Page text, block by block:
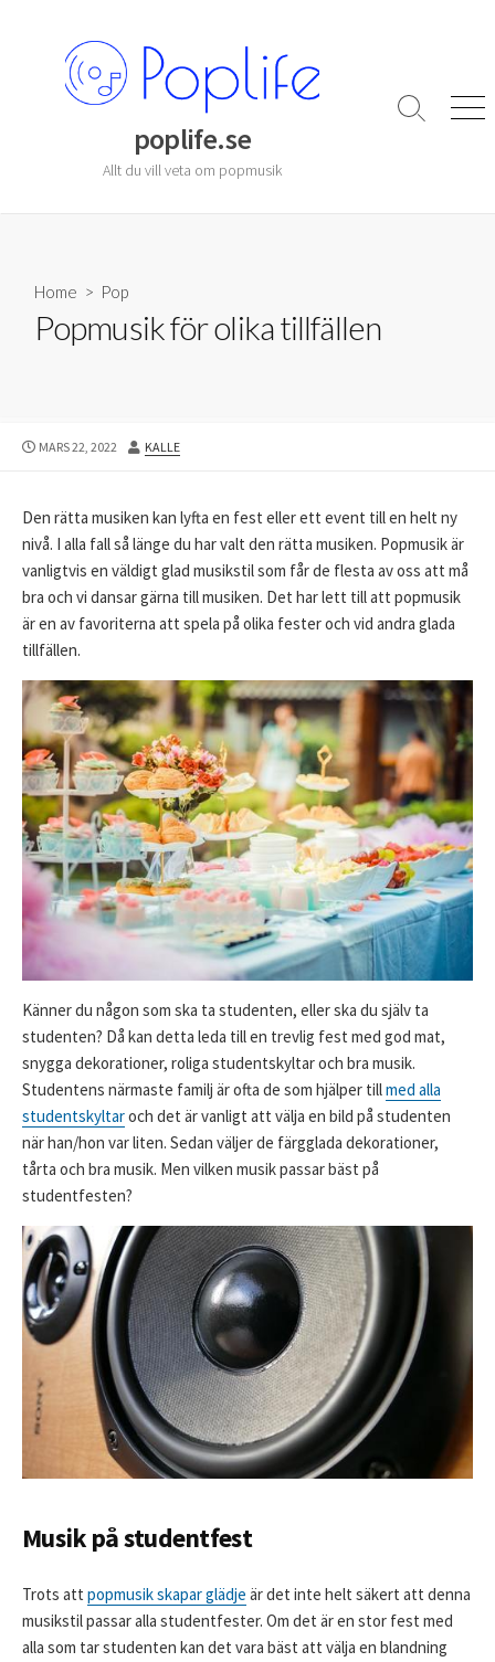
content
poplife.se
Allt du vill veta om popmusik
Search
Home > Pop
Popmusik för olika tillfällen
PUBLISHED
MARS 22, 2022 AUTHOR
KALLE
Den rätta musiken kan lyfta en fest eller ett event till en helt ny
nivå. I alla fall så länge du har valt den rätta musiken. Popmusik är
vanligtvis en väldigt glad musikstil som får de flesta av oss att må
bra och vi dansar gärna till musiken. Det har lett till att popmusik
är en av favoriterna att spela på olika fester och vid andra glada
tillfällen.
Känner du någon som ska ta studenten, eller ska du själv ta
studenten? Då kan detta leda till en trevlig fest med god mat,
snygga dekorationer, roliga studentskyltar och bra musik.
Studentens närmaste familj är ofta de som hjälper tillmed alla
studentskyltaroch det är vanligt att välja en bild på studenten
när han/hon var liten. Sedan väljer de färgglada dekorationer,
tårta och bra musik. Men vilken musik passar bäst på
studentfesten?
Musik på studentfest
Trots att popmusik skapar glädje är det inte helt säkert att denna
musikstil passar alla studentfester. Om det är en stor fest med
alla som tar studenten kan det vara bäst att välja en blandning